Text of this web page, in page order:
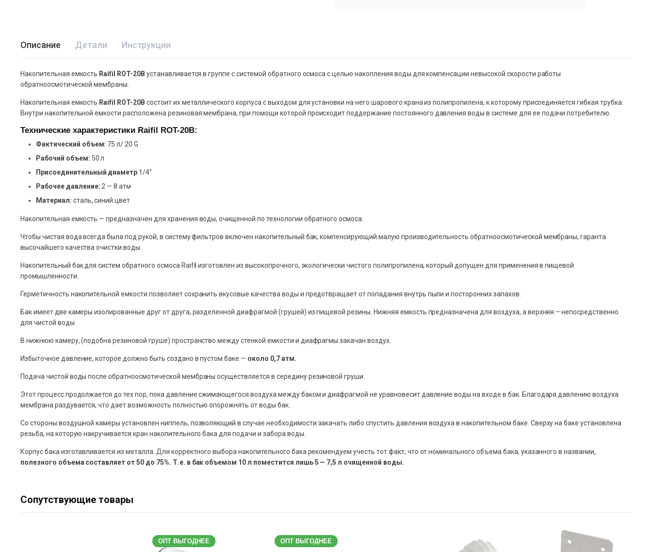
Описание Детали Инструкции
Накопительная емкость Raifil ROT-20B устанавливается в группе с системой обратного осмоса с целью накопления воды для компенсации невысокой скорости работы
обратноосмотической мембраны.
Накопительная емкость Raifil ROT-20B состоит их металлического корпуса с выходом для установки на него шарового крана из полипропилена, к которому присоединяется гибкая трубка.
Внутри накопительной емкости расположена резиновая мембрана, при помощи которой происходит поддержание постоянного давления воды в системе для ее подачи потребителю.
Технические характеристики Raifil ROT-20B:
Фактический объем: 75 л/ 20 G
Рабочий объем: 50 л
Присоединительный диаметр 1/4″
Рабочее давление:2 — 8 атм
Материал: сталь, синий цвет
Накопительная емкость — предназначен для хранения воды, очищенной по технологии обратного осмоса.
Чтобы чистая вода всегда была под рукой, в систему фильтров включен накопительный бак, компенсирующий малую производительность обратноосмотической мембраны, гаранта
высочайшего качества очистки воды.
Накопительный бак для систем обратного осмоса Raifil изготовлен из высокопрочного, экологически чистого полипропилена, который допущен для применения в пищевой
промышленности.
Герметичность накопительной емкости позволяет сохранить вкусовые качества воды и предотвращает от попадания внутрь пыли и посторонних запахов.
Бак имеет две камеры изолированные друг от друга, разделенной диафрагмой (грушей) из пищевой резины. Нижняя емкость предназначена для воздуха, а верхняя – непосредственно
для чистой воды.
В нижнюю камеру, (подобна резиновой груше) пространство между стенкой емкости и диафрагмы закачан воздух.
Избыточное давление, которое должно быть создано в пустом баке — около 0,7 атм.
Подача чистой воды после обратноосмотической мембраны осуществляется в середину резиновой груши.
Этот процесс продолжается до тех пор, пока давление сжимающегося воздуха между баком и диафрагмой не уравновесит давление воды на входе в бак. Благодаря давлению воздуха
мембрана раздувается, что дает возможность полностью опорожнять от воды бак.
Со стороны воздушной камеры установлен ниппель, позволяющий в случае необходимости закачать либо спустить давления воздуха в накопительном баке. Сверху на баке установлена
резьба, на которую накручивается кран накопительного бака для подачи и забора воды.
Корпус бака изготавливается из металла. Для корректного выбора накопительного бака рекомендуем учесть тот факт, что от номинального объема бака, указанного в названии,
полезного объема составляет от 50 до 75%. Т.е. в бак объемом 10 л поместится лишь 5 — 7,5 л очищенной воды.
Сопутствующие товары
ОПТ ВЫГОДНЕЕ ОПТ ВЫГОДНЕЕ